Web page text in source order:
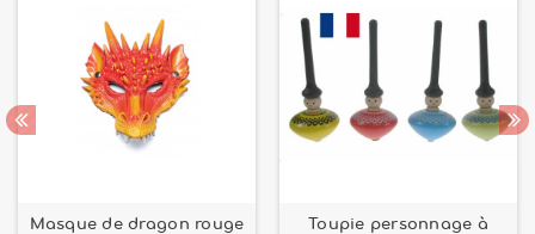
Masque de dragon rouge
Toupie personnage à